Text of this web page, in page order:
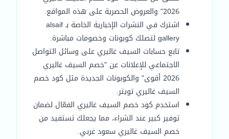
2026" والعروض الحصرية على هذه المواقع.
اشترك في النشرات الإخبارية الخاصة بـ alsaif
gallery لتصلك كوبونات وخصومات مباشرة.
تابع حسابات السيف غاليري على وسائل التواصل
الاجتماعي للإعلانات عن "خصم السيف غاليري
2026 أقوى" والكوبونات الجديدة مثل كود خصم
السيف غاليري تويتر.
استخدم كود خصم السيف غاليري الفعّال لضمان
توفير كبير عند الشراء، مما يجعلك تستفيد من
خصم السيف غاليري سعود غربي.